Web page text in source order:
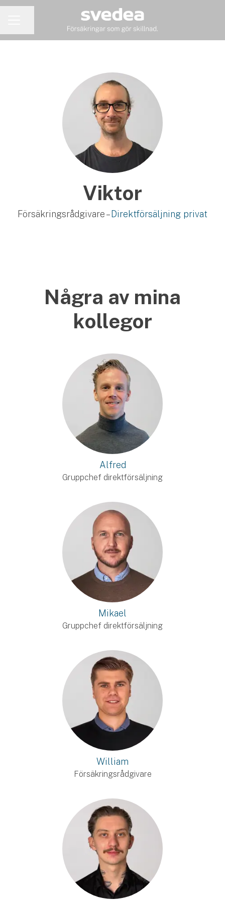
Viktor
Försäkringsrådgivare – Direktförsäljning privat
Några av mina
kollegor
Alfred
Gruppchef direktförsäljning
Mikael
Gruppchef direktförsäljning
William
Försäkringsrådgivare